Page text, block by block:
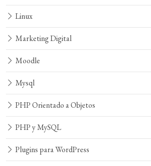
Linux
Marketing Digital
Moodle
Mysql
PHP Orientado a Objetos
PHP y MySQL
Plugins para WordPress